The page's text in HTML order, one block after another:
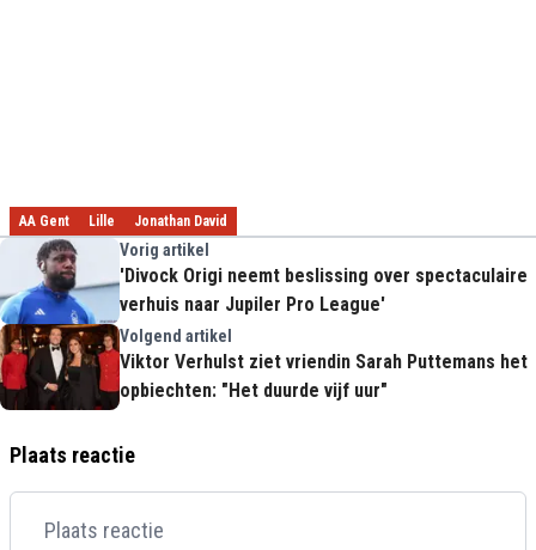
AA Gent Lille Jonathan David
Vorig artikel
'Divock Origi neemt beslissing over spectaculaire
verhuis naar Jupiler Pro League'
Volgend artikel
Viktor Verhulst ziet vriendin Sarah Puttemans het
opbiechten: "Het duurde vijf uur"
Plaats reactie